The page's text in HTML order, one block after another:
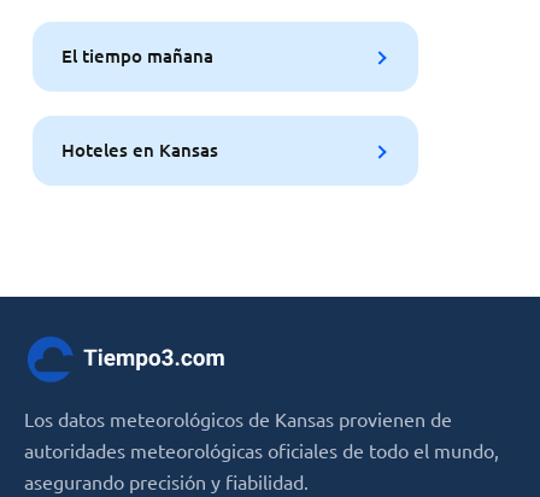
El tiempo mañana
Hoteles en Kansas
Los datos meteorológicos de Kansas provienen de
autoridades meteorológicas oficiales de todo el mundo,
asegurando precisión y fiabilidad.